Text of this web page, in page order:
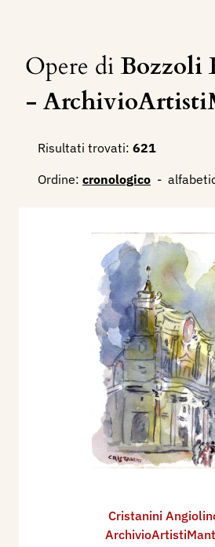
Opere diBozzoli
-
Risultati trovati: 621
Ordine: cronologico -
Cristanini